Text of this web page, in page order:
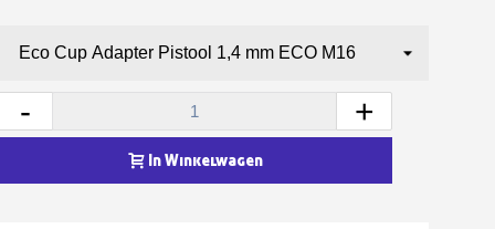
Verzamel loyaliteitspunten bij elke bestelling
5€ korting op de eerste bestelling
10€ shopping voucher voor elke verwijzing
Schrijf je in voor de nieuwsbrief: €5 korting
- +
In Winkelwagen